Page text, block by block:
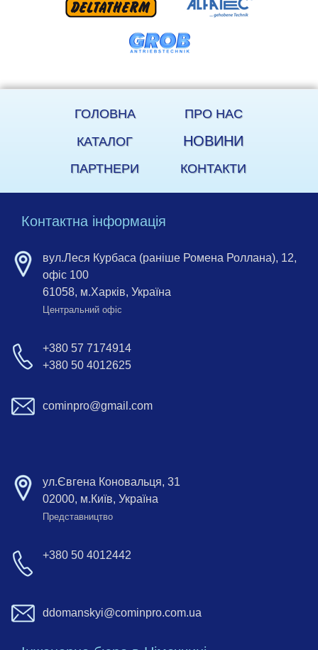
ГОЛОВНА
ПРО НАС
КАТАЛОГ
НОВИНИ
ПАРТНЕРИ КОНТАКТИ
Контактна інформація
вул.Леся Курбаса (раніше Ромена Роллана), 12,
офіс 100
61058, м.Харків, Україна
Центральний офіс
+380 57 7174914
+380 50 4012625
cominpro@gmail.com
ул.Євгена Коновальця, 31
02000, м.Київ, Україна
Представництво
+380 50 4012442
ddomanskyi@cominpro.com.ua